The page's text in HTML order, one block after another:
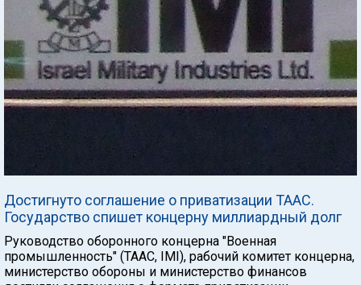
Достигнуто соглашение о приватизации ТААС.
Государство спишет концерну миллиардный долг
Руководство оборонного концерна "Военная
промышленность" (ТААС, IMI), рабочий комитет концерна,
министерство обороны и министерство финансов